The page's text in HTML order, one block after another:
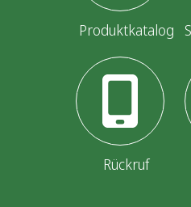
Produktkatalog
Rückruf